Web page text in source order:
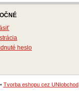
heslo
Tvorba eshopu cez UNIobchod,